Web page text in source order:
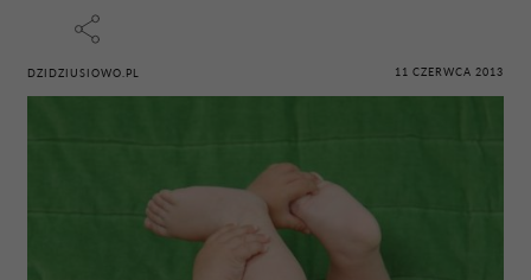
DZIDZIUSIOWO.PL 11 CZERWCA 2013